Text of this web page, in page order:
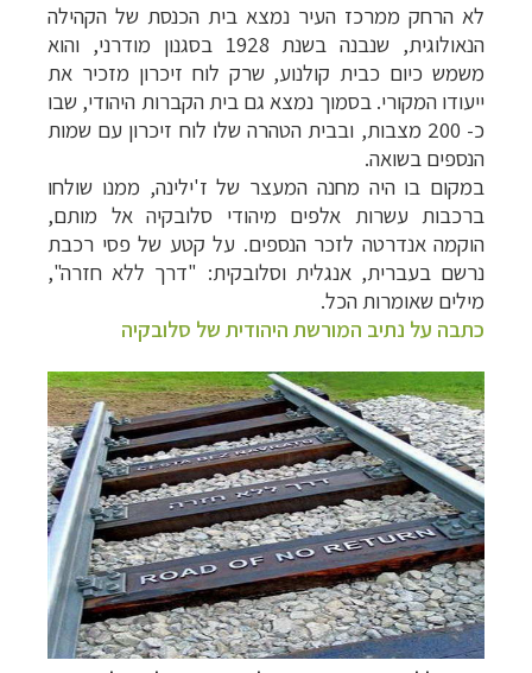
לא הרחק ממרכז העיר נמצא בית הכנסת של הקהילה
הנאולוגית, שנבנה בשנת 1928 בסגנון מודרני, והוא
משמש כיום כבית קולנוע, שרק לוח זיכרון מזכיר את
ייעודו המקורי. בסמוך נמצא גם בית הקברות היהודי, שבו
כ- 200 מצבות, ובבית הטהרה שלו לוח זיכרון עם שמות
הנספים בשואה.
במקום בו היה מחנה המעצר של ז'ילינה, ממנו שולחו
ברכבות עשרות אלפים מיהודי סלובקיה אל מותם,
הוקמה אנדרטה לזכר הנספים. על קטע של פסי רכבת
נרשם בעברית, אנגלית וסלובקית: "דרך ללא חזרה",
מילים שאומרות הכל.
כתבה על נתיב המורשת היהודית של סלובקיה